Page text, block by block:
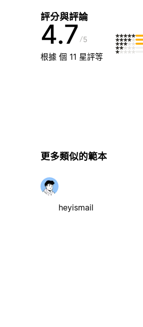
評分與評論
4.7 5
根據 個 11 星評等
更多類似的範本
heyismail